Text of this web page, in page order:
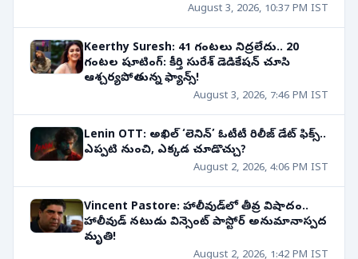
August 3, 2026, 10:37 PM IST
Keerthy Suresh: 41 గంటలు నిద్రలేదు.. 20
గంటల షూటింగ్: కీర్తి సురేశ్ డెడికేషన్ చూసి
ఆశ్చర్యపోతున్న ఫ్యాన్స్!
August 3, 2026, 7:46 PM IST
Lenin OTT: అఖిల్ ‘లెనిన్’ ఓటీటీ రిలీజ్ డేట్ ఫిక్స్..
ఎప్పటి నుంచి, ఎక్కడ చూడొచ్చు?
August 2, 2026, 4:06 PM IST
Vincent Pastore: హాలీవుడ్‌లో తీవ్ర విషాదం..
హాలీవుడ్ నటుడు విన్సెంట్ పాస్టోర్ అనుమానాస్పద
మృతి!
August 2, 2026, 1:42 PM IST